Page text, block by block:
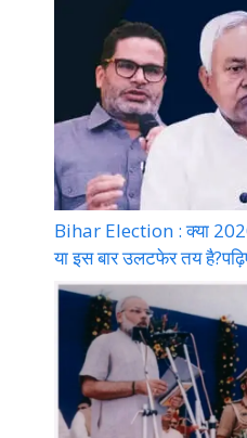
Bihar Election : क्या 2020
या इस बार उलटफेर तय